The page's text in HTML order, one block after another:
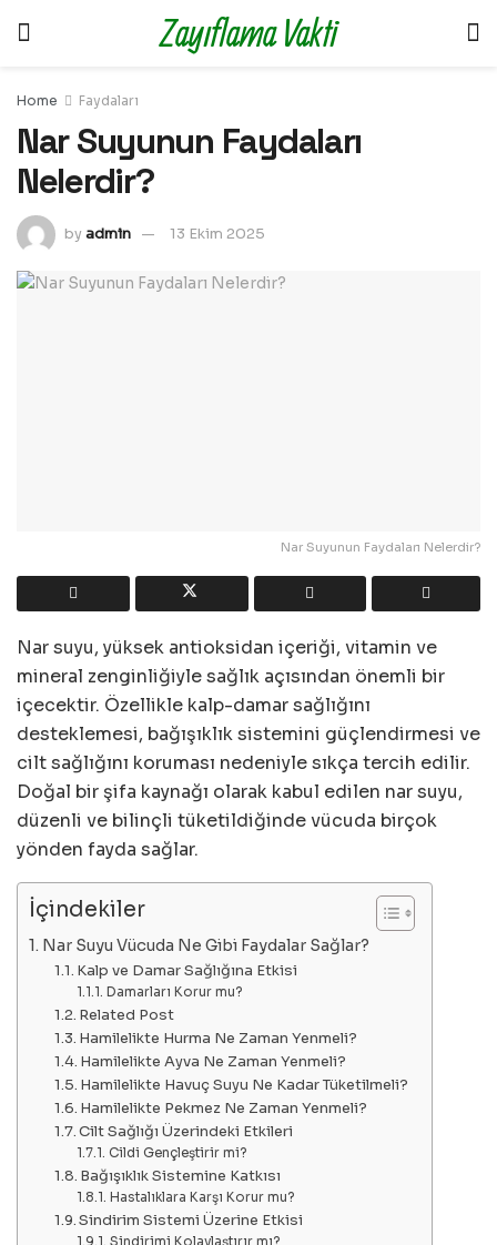
Zayıflama Vakti
Home Faydaları
Nar Suyunun Faydaları
Nelerdir?
byadmin 13 Ekim 2025
Nar Suyunun Faydaları Nelerdir?
Nar suyu, yüksek antioksidan içeriği, vitamin ve
mineral zenginliğiyle sağlık açısından önemli bir
içecektir. Özellikle kalp-damar sağlığını
desteklemesi, bağışıklık sistemini güçlendirmesi ve
cilt sağlığını koruması nedeniyle sıkça tercih edilir.
Doğal bir şifa kaynağı olarak kabul edilen nar suyu,
düzenli ve bilinçli tüketildiğinde vücuda birçok
yönden fayda sağlar.
İçindekiler
Nar Suyu Vücuda Ne Gibi Faydalar Sağlar?
Kalp ve Damar Sağlığına Etkisi
Damarları Korur mu?
Related Post
Hamilelikte Hurma Ne Zaman Yenmeli?
Hamilelikte Ayva Ne Zaman Yenmeli?
Hamilelikte Havuç Suyu Ne Kadar Tüketilmeli?
Hamilelikte Pekmez Ne Zaman Yenmeli?
Cilt Sağlığı Üzerindeki Etkileri
Cildi Gençleştirir mi?
Bağışıklık Sistemine Katkısı
Hastalıklara Karşı Korur mu?
Sindirim Sistemi Üzerine Etkisi
Sindirimi Kolaylaştırır mı?